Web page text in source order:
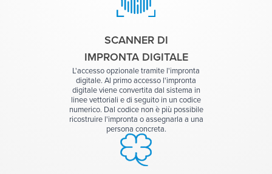
SCANNER DI
IMPRONTA DIGITALE
L'accesso opzionale tramite l'impronta
digitale. Al primo accesso l'impronta
digitale viene convertita dal sistema in
linee vettoriali e di seguito in un codice
numerico. Dal codice non è più possibile
ricostruire l'impronta o assegnarla a una
persona concreta.